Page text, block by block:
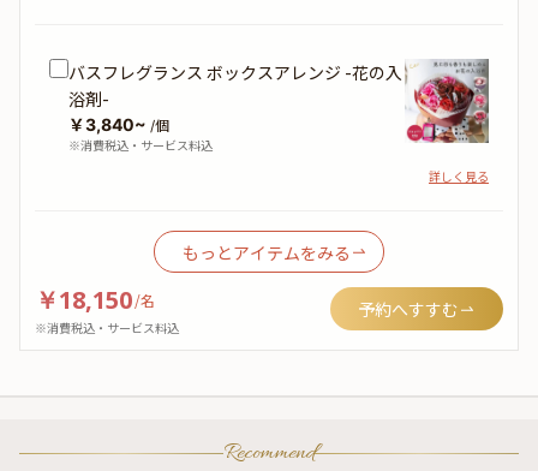
バスフレグランス ボックスアレンジ -花の入
浴剤-
￥3,840~ /個
※消費税込・サービス料込
詳しく見る
もっとアイテムをみる
￥18,150/名
※消費税込・サービス料込
予約へすすむ
Recommend